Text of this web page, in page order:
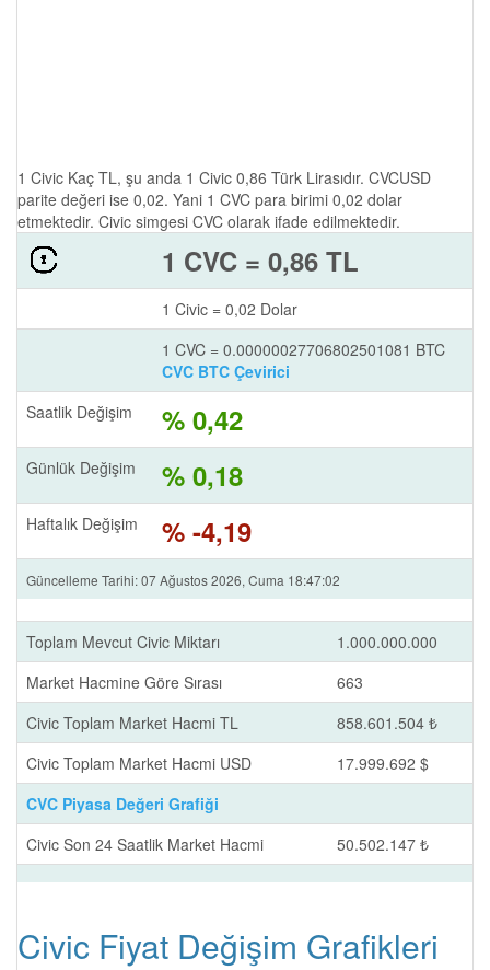
1 Civic Kaç TL, şu anda 1 Civic 0,86 Türk Lirasıdır. CVCUSD
parite değeri ise 0,02. Yani 1 CVC para birimi 0,02 dolar
etmektedir. Civic simgesi CVC olarak ifade edilmektedir.
1 CVC = 0,86 TL
1 Civic = 0,02 Dolar
1 CVC = 0.00000027706802501081 BTC
CVC BTC Çevirici
Saatlik Değişim
% 0,42
Günlük Değişim % 0,18
Haftalık Değişim % -4,19
Güncelleme Tarihi: 07 Ağustos 2026, Cuma 18:47:02
Toplam Mevcut Civic Miktarı
1.000.000.000
Market Hacmine Göre Sırası
663
Civic Toplam Market Hacmi TL
858.601.504 ₺
Civic Toplam Market Hacmi USD
17.999.692 $
CVC Piyasa Değeri Grafiği
Civic Son 24 Saatlik Market Hacmi
50.502.147 ₺
Civic Fiyat Değişim Grafikleri